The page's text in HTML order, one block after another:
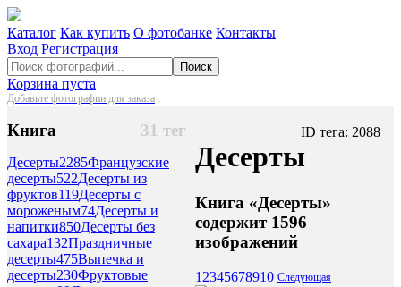
Каталог Как купить О фотобанке Контакты
Вход Регистрация
Поиск
Корзина пуста
Добавьте фотографии для заказа
31 тег
Книга
Десерты2285Французские
десерты522Десерты из
фруктов119Десерты с
мороженым74Десерты и
напитки850Десерты без
сахара132Праздничные
десерты475Выпечка и
десерты230Фруктовые
ID тега: 2088
Десерты
Книга «Десерты»
содержит 1596
изображений
1 2345678910 Следующая